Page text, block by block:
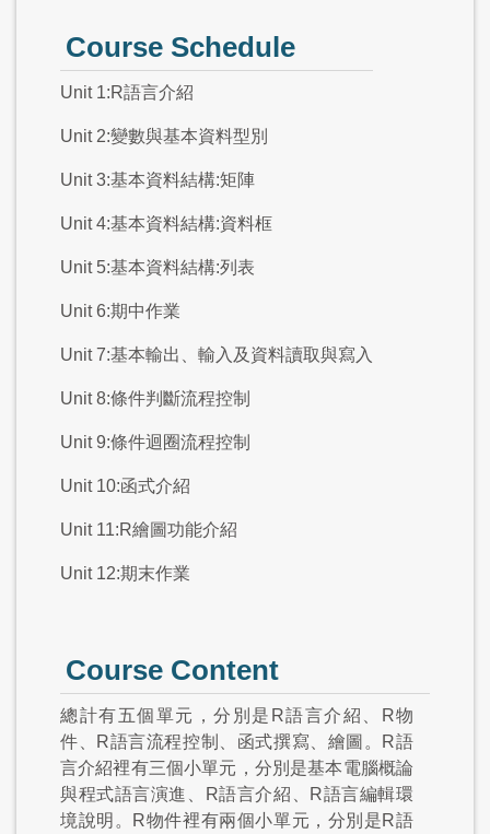
Course Schedule
Unit 1:R語言介紹
Unit 2:變數與基本資料型別
Unit 3:基本資料結構:矩陣
Unit 4:基本資料結構:資料框
Unit 5:基本資料結構:列表
Unit 6:期中作業
Unit 7:基本輸出、輸入及資料讀取與寫入
Unit 8:條件判斷流程控制
Unit 9:條件迴圈流程控制
Unit 10:函式介紹
Unit 11:R繪圖功能介紹
Unit 12:期末作業
Course Content
總計有五個單元，分別是R語言介紹、R物
件、R語言流程控制、函式撰寫、繪圖。R語
言介紹裡有三個小單元，分別是基本電腦概論
與程式語言演進、R語言介紹、R語言編輯環
境說明。R物件裡有兩個小單元，分別是R語